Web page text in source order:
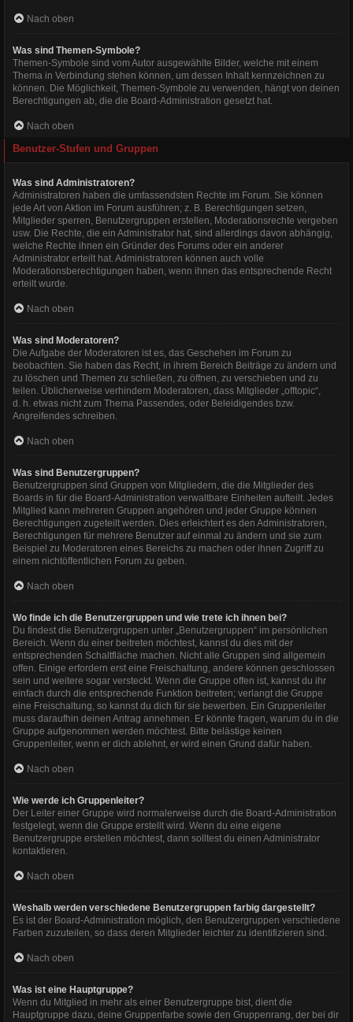
Nach oben
Was sind Themen-Symbole?
Themen-Symbole sind vom Autor ausgewählte Bilder, welche mit einem
Thema in Verbindung stehen können, um dessen Inhalt kennzeichnen zu
können. Die Möglichkeit, Themen-Symbole zu verwenden, hängt von deinen
Berechtigungen ab, die die Board-Administration gesetzt hat.
Nach oben
Benutzer-Stufen und Gruppen
Was sind Administratoren?
Administratoren haben die umfassendsten Rechte im Forum. Sie können
jede Art von Aktion im Forum ausführen; z. B. Berechtigungen setzen,
Mitglieder sperren, Benutzergruppen erstellen, Moderationsrechte vergeben
usw. Die Rechte, die ein Administrator hat, sind allerdings davon abhängig,
welche Rechte ihnen ein Gründer des Forums oder ein anderer
Administrator erteilt hat. Administratoren können auch volle
Moderationsberechtigungen haben, wenn ihnen das entsprechende Recht
erteilt wurde.
Nach oben
Was sind Moderatoren?
Die Aufgabe der Moderatoren ist es, das Geschehen im Forum zu
beobachten. Sie haben das Recht, in ihrem Bereich Beiträge zu ändern und
zu löschen und Themen zu schließen, zu öffnen, zu verschieben und zu
teilen. Üblicherweise verhindern Moderatoren, dass Mitglieder „offtopic“,
d. h. etwas nicht zum Thema Passendes, oder Beleidigendes bzw.
Angreifendes schreiben.
Nach oben
Was sind Benutzergruppen?
Benutzergruppen sind Gruppen von Mitgliedern, die die Mitglieder des
Boards in für die Board-Administration verwaltbare Einheiten aufteilt. Jedes
Mitglied kann mehreren Gruppen angehören und jeder Gruppe können
Berechtigungen zugeteilt werden. Dies erleichtert es den Administratoren,
Berechtigungen für mehrere Benutzer auf einmal zu ändern und sie zum
Beispiel zu Moderatoren eines Bereichs zu machen oder ihnen Zugriff zu
einem nichtöffentlichen Forum zu geben.
Nach oben
Wo finde ich die Benutzergruppen und wie trete ich ihnen bei?
Du findest die Benutzergruppen unter „Benutzergruppen“ im persönlichen
Bereich. Wenn du einer beitreten möchtest, kannst du dies mit der
entsprechenden Schaltfläche machen. Nicht alle Gruppen sind allgemein
offen. Einige erfordern erst eine Freischaltung, andere können geschlossen
sein und weitere sogar versteckt. Wenn die Gruppe offen ist, kannst du ihr
einfach durch die entsprechende Funktion beitreten; verlangt die Gruppe
eine Freischaltung, so kannst du dich für sie bewerben. Ein Gruppenleiter
muss daraufhin deinen Antrag annehmen. Er könnte fragen, warum du in die
Gruppe aufgenommen werden möchtest. Bitte belästige keinen
Gruppenleiter, wenn er dich ablehnt, er wird einen Grund dafür haben.
Nach oben
Wie werde ich Gruppenleiter?
Der Leiter einer Gruppe wird normalerweise durch die Board-Administration
festgelegt, wenn die Gruppe erstellt wird. Wenn du eine eigene
Benutzergruppe erstellen möchtest, dann solltest du einen Administrator
kontaktieren.
Nach oben
Weshalb werden verschiedene Benutzergruppen farbig dargestellt?
Es ist der Board-Administration möglich, den Benutzergruppen verschiedene
Farben zuzuteilen, so dass deren Mitglieder leichter zu identifizieren sind.
Nach oben
Was ist eine Hauptgruppe?
Wenn du Mitglied in mehr als einer Benutzergruppe bist, dient die
Hauptgruppe dazu, deine Gruppenfarbe sowie den Gruppenrang, der bei dir